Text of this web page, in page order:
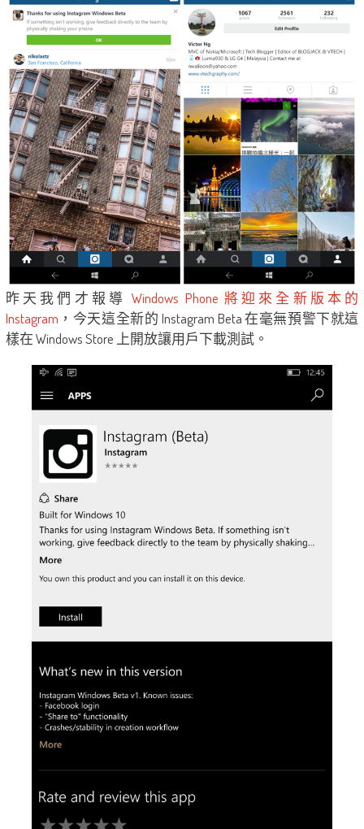
昨天我們才報導Windows Phone 將迎來全新版本的
Instagram ，今天這全新的 Instagram Beta 在毫無預警下就這
樣在 Windows Store 上開放讓用戶下載測試。